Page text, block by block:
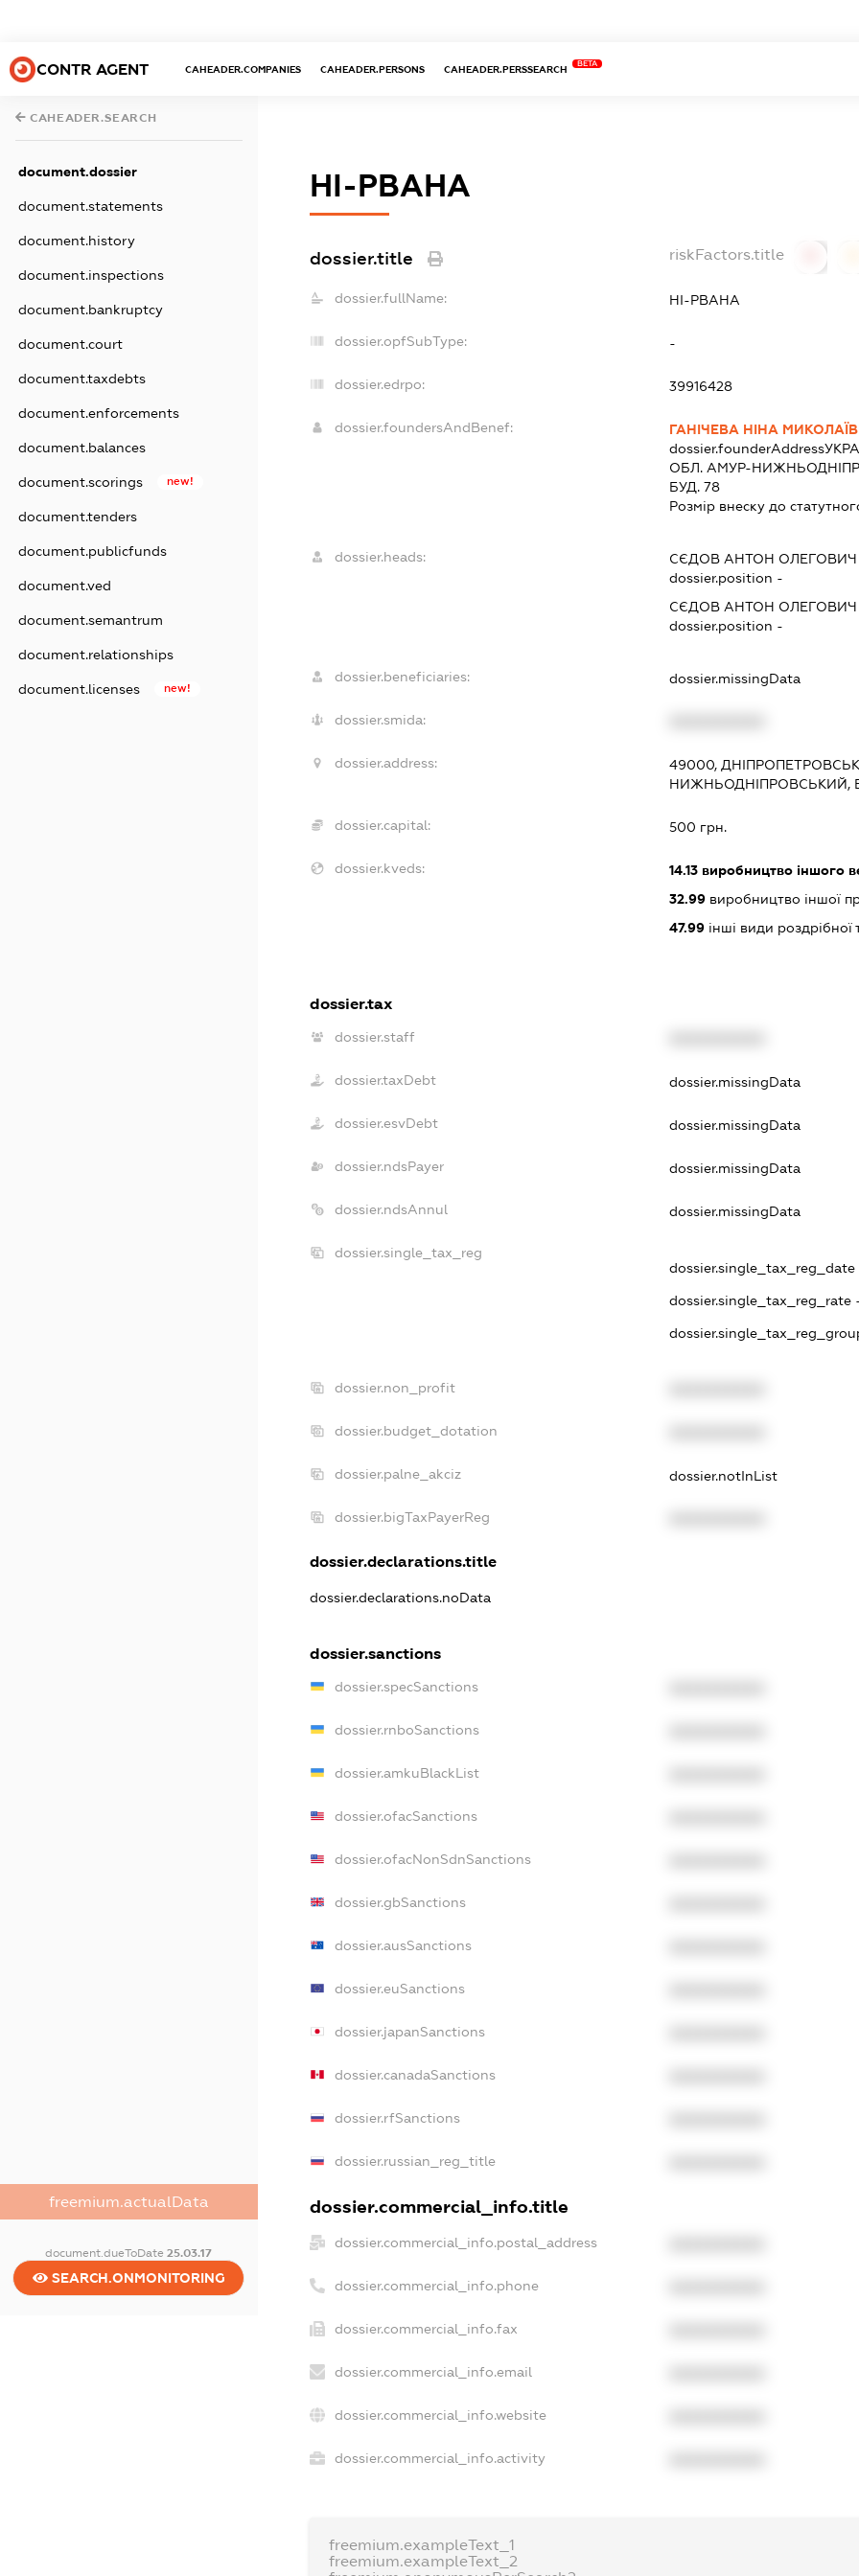
CONTR AGENT CAHEADER.COMPANIES CAHEADER.PERSONS CAHEADER.PERSSEARCH
BETA
CAHEADER.SEARCH
document.dossier
document.statements
document.history
document.inspections
document.bankruptcy
document.court
document.taxdebts
document.enforcements
document.balances
document.scorings new!
document.tenders
document.publicfunds
document.ved
document.semantrum
document.relationships
document.licenses new!
freemium.actualData
document.dueToDate25.03.17
SEARCH.ONMONITORING
НІ-РВАНА
dossier.title riskFactors.title
dossier.fullName: НІ-РВАНА
dossier.opfSubType: -
dossier.edrpo: 39916428
dossier.foundersAndBenef:
ГАНІЧЕВА НІНА
dossier.founderAddress
ОБЛ. АМУР-
БУД. 78
Розмір внеску до
dossier.heads: СЄДОВ АНТОН ОЛЕГОВИЧ
dossier.position -
СЄДОВ АНТОН ОЛЕГОВИЧ
dossier.position -
dossier.beneficiaries: dossier.missingData
dossier.smida:
dossier.address:
49000,
НИЖНЬОДНІПРОВСЬКИЙ,
dossier.capital: 500 грн.
dossier.kveds: 14.13виробництво іншого
32.99виробництво іншої
47.99інші види роздрібної
dossier.tax
dossier.staff
dossier.taxDebt dossier.missingData
dossier.esvDebt dossier.missingData
dossier.ndsPayer dossier.missingData
dossier.ndsAnnul dossier.missingData
dossier.single_tax_reg
dossier.single_tax_reg_date -
dossier.single_tax_reg_rate
dossier.non_profit
dossier.budget_dotation
dossier.palne_akciz dossier.notInList
dossier.bigTaxPayerReg
dossier.declarations.title
dossier.declarations.noData
dossier.sanctions
dossier.specSanctions
dossier.rnboSanctions
dossier.amkuBlackList
dossier.ofacSanctions
dossier.ofacNonSdnSanctions
dossier.gbSanctions
dossier.ausSanctions
dossier.euSanctions
dossier.japanSanctions
dossier.canadaSanctions
dossier.rfSanctions
dossier.russian_reg_title
dossier.commercial_info.title
dossier.commercial_info.postal_address
dossier.commercial_info.phone
dossier.commercial_info.fax
dossier.commercial_info.email
dossier.commercial_info.website
dossier.commercial_info.activity
freemium.exampleText_1
freemium.exampleText_2